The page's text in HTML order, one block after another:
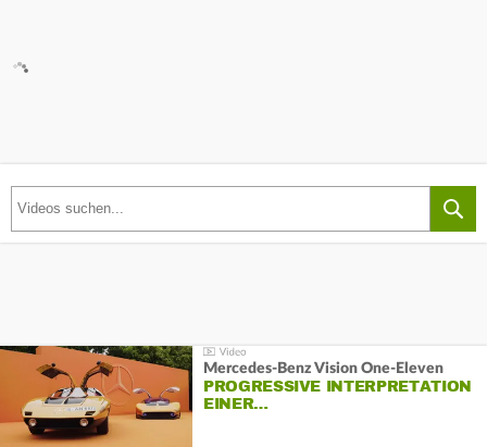
Mercedes-Benz Vision One-Eleven
PROGRESSIVE INTERPRETATION
EINER…